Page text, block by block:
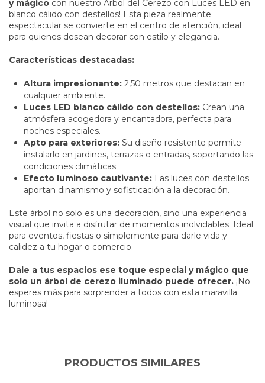
y mágico con nuestro Árbol del Cerezo con Luces LED en
blanco cálido con destellos! Esta pieza realmente
espectacular se convierte en el centro de atención, ideal
para quienes desean decorar con estilo y elegancia.
Características destacadas:
Altura impresionante: 2,50 metros que destacan en
cualquier ambiente.
Luces LED blanco cálido con destellos: Crean una
atmósfera acogedora y encantadora, perfecta para
noches especiales.
Apto para exteriores: Su diseño resistente permite
instalarlo en jardines, terrazas o entradas, soportando las
condiciones climáticas.
Efecto luminoso cautivante: Las luces con destellos
aportan dinamismo y sofisticación a la decoración.
Este árbol no solo es una decoración, sino una experiencia
visual que invita a disfrutar de momentos inolvidables. Ideal
para eventos, fiestas o simplemente para darle vida y
calidez a tu hogar o comercio.
Dale a tus espacios ese toque especial y mágico que
solo un árbol de cerezo iluminado puede ofrecer. ¡No
esperes más para sorprender a todos con esta maravilla
luminosa!
PRODUCTOS SIMILARES